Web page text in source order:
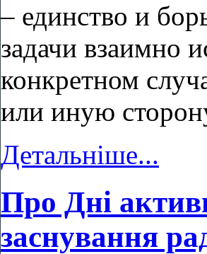
– единство и
задачи взаимно
конкретном
или иную
Детальніше...
Про Дні
заснування